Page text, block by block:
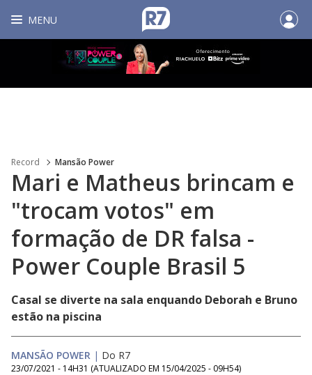
MENU
Record Mansão Power
Mari e Matheus brincam e
"trocam votos" em
formação de DR falsa -
Power Couple Brasil 5
Casal se diverte na sala enquando Deborah e Bruno
estão na piscina
MANSÃO POWER | Do R7
23/07/2021 - 14H31 (ATUALIZADO EM 15/04/2025 - 09H54)